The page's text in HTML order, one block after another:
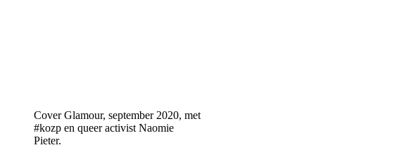
Cover Glamour, september 2020, met
#kozp en queer activist Naomie
Pieter.